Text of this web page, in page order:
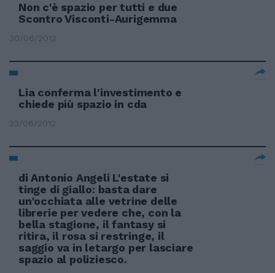
Non c'è spazio per tutti e due
Scontro Visconti-Aurigemma
30/06/2012
Lia conferma l'investimento e
chiede più spazio in cda
23/06/2012
di Antonio Angeli L'estate si
tinge di giallo: basta dare
un'occhiata alle vetrine delle
librerie per vedere che, con la
bella stagione, il fantasy si
ritira, il rosa si restringe, il
saggio va in letargo per lasciare
spazio al poliziesco.